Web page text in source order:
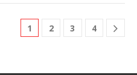
1 2 3 4